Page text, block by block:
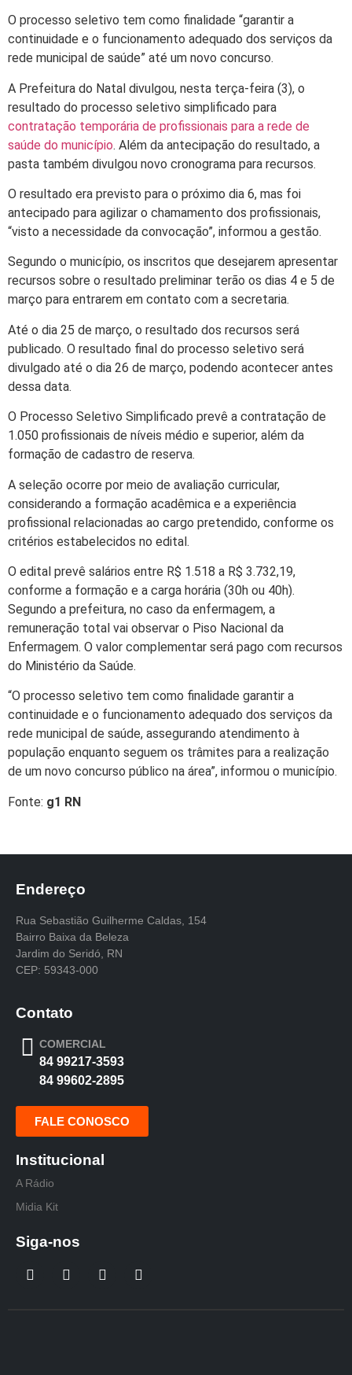
O processo seletivo tem como finalidade “garantir a
continuidade e o funcionamento adequado dos serviços da
rede municipal de saúde” até um novo concurso.
A Prefeitura do Natal divulgou, nesta terça-feira (3), o
resultado do processo seletivo simplificado para
contratação temporária de profissionais para a rede de
saúde do município. Além da antecipação do resultado, a
pasta também divulgou novo cronograma para recursos.
O resultado era previsto para o próximo dia 6, mas foi
antecipado para agilizar o chamamento dos profissionais,
“visto a necessidade da convocação”, informou a gestão.
Segundo o município, os inscritos que desejarem apresentar
recursos sobre o resultado preliminar terão os dias 4 e 5 de
março para entrarem em contato com a secretaria.
Até o dia 25 de março, o resultado dos recursos será
publicado. O resultado final do processo seletivo será
divulgado até o dia 26 de março, podendo acontecer antes
dessa data.
O Processo Seletivo Simplificado prevê a contratação de
1.050 profissionais de níveis médio e superior, além da
formação de cadastro de reserva.
A seleção ocorre por meio de avaliação curricular,
considerando a formação acadêmica e a experiência
profissional relacionadas ao cargo pretendido, conforme os
critérios estabelecidos no edital.
O edital prevê salários entre R$ 1.518 a R$ 3.732,19,
conforme a formação e a carga horária (30h ou 40h).
Segundo a prefeitura, no caso da enfermagem, a
remuneração total vai observar o Piso Nacional da
Enfermagem. O valor complementar será pago com recursos
do Ministério da Saúde.
“O processo seletivo tem como finalidade garantir a
continuidade e o funcionamento adequado dos serviços da
rede municipal de saúde, assegurando atendimento à
população enquanto seguem os trâmites para a realização
de um novo concurso público na área”, informou o município.
Fonte: g1 RN
Endereço
Rua Sebastião Guilherme Caldas, 154
Bairro Baixa da Beleza
Jardim do Seridó, RN
CEP: 59343-000
Contato
COMERCIAL
84 99217-3593
84 99602-2895
FALE CONOSCO
Institucional
A Rádio
Midia Kit
Siga-nos